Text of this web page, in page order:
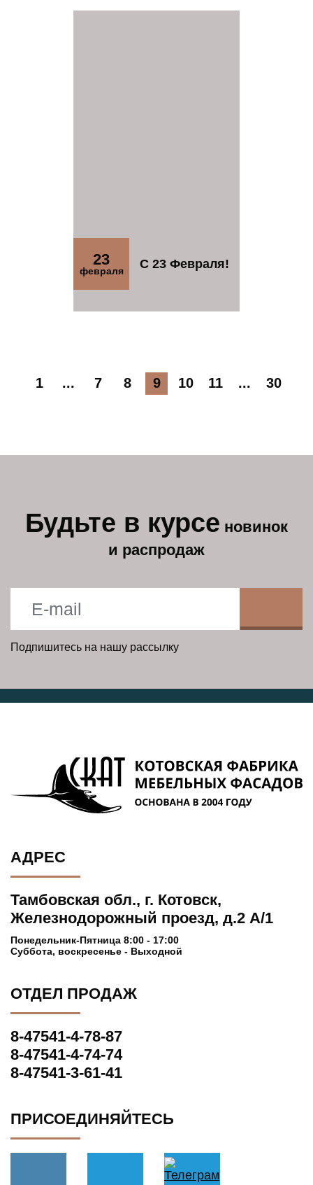
23
февраля C 23 Февраля!
1 ... 7 8 9 10 11 ... 30
Будьте в курсе новинок
и распродаж
Подпишитесь на нашу рассылку
АДРЕС
Тамбовская обл., г. Котовск,
Железнодорожный проезд, д.2 А/1
Понедельник-Пятница 8:00 - 17:00
Суббота, воскресенье - Выходной
ОТДЕЛ ПРОДАЖ
8-47541-4-78-87
8-47541-4-74-74
8-47541-3-61-41
ПРИСОЕДИНЯЙТЕСЬ